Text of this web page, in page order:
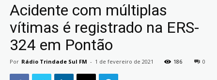
Acidente com múltiplas
vítimas é registrado na ERS-
324 em Pontão
Por Rádio Trindade Sul FM - 1 de fevereiro de 2021 186 0